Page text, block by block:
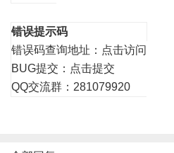
错误提示码
错误码查询地址： 点击访问
BUG提交： 点击提交
QQ交流群：281079920